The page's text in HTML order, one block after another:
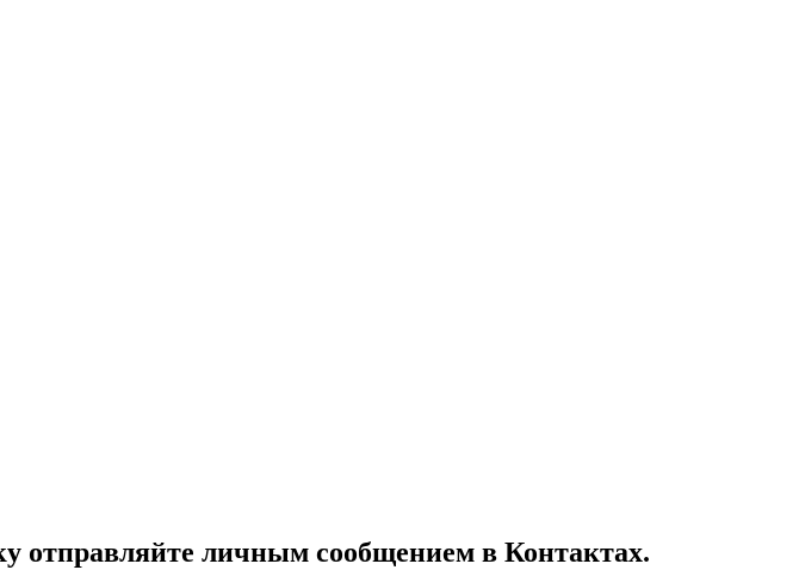
отправляйте личным сообщением в Контактах.